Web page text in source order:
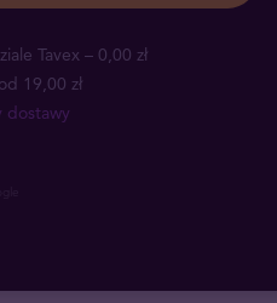
Tavex – 0,00 zł
19,00 zł
dostawy